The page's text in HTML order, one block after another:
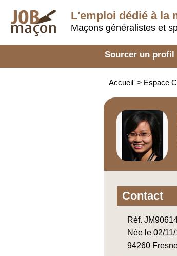
L'emploi dédié à la
Maçons généralistes et
Sourcer un profil
Accueil > Espace
Contact
Réf.
Née le 02/
94260